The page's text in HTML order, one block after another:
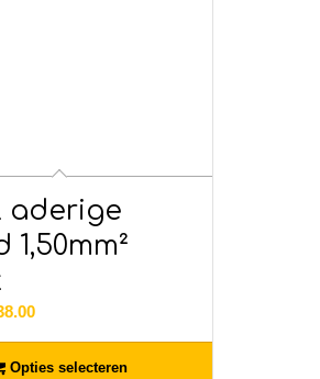
aderige
1,50mm²
Prijsklasse:
tot
Opties selecteren